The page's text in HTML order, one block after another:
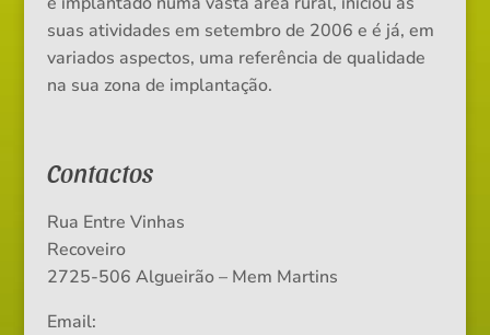
suas atividades em setembro de 2006 e é já, em
variados aspectos, uma referência de qualidade
na sua zona de implantação.
Contactos
Rua Entre Vinhas
Recoveiro
2725-506 Algueirão – Mem Martins
Email: